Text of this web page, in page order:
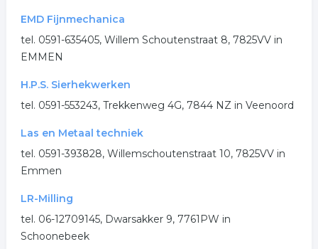
EMD Fijnmechanica
tel. 0591-635405, Willem Schoutenstraat 8, 7825VV in
EMMEN
H.P.S. Sierhekwerken
tel. 0591-553243, Trekkenweg 4G, 7844 NZ in Veenoord
Las en Metaal techniek
tel. 0591-393828, Willemschoutenstraat 10, 7825VV in
Emmen
LR-Milling
tel. 06-12709145, Dwarsakker 9, 7761PW in
Schoonebeek